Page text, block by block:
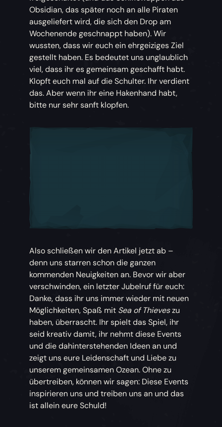
Obsidian, das später noch an alle Piraten
ausgeliefert wird, die sich den Drop am
Wochenende geschnappt haben). Wir
wussten, dass wir euch ein ehrgeiziges Ziel
gestellt haben. Es bedeutet uns unglaublich
viel, dass ihr es gemeinsam geschafft habt.
Klopft euch mal auf die Schulter. Ihr verdient
das. Aber wenn ihr eine Hakenhand habt,
bitte nur sehr sanft klopfen.
Also schließen wir den Artikel jetzt ab –
denn uns starren schon die ganzen
kommenden Neuigkeiten an. Bevor wir aber
verschwinden, ein letzter Jubelruf für euch:
Danke, dass ihr uns immer wieder mit neuen
Möglichkeiten, Spaß mit Sea of Thieveszu
haben, überrascht. Ihr spielt das Spiel, ihr
seid kreativ damit, ihr nehmt diese Events
und die dahinterstehenden Ideen an und
zeigt uns eure Leidenschaft und Liebe zu
unserem gemeinsamen Ozean. Ohne zu
übertreiben, können wir sagen: Diese Events
inspirieren uns und treiben uns an und das
ist allein eure Schuld!